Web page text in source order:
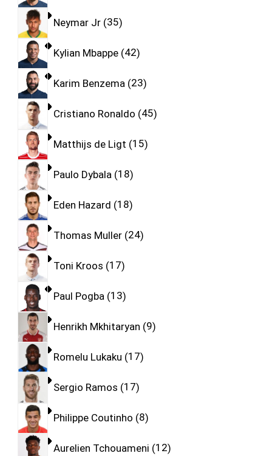
Neymar Jr 35
Kylian Mbappe 42
Karim Benzema 23
Cristiano Ronaldo 45
Matthijs de Ligt 15
Paulo Dybala 18
Eden Hazard 18
Thomas Muller 24
Toni Kroos 17
Paul Pogba 13
Henrikh Mkhitaryan 9
Romelu Lukaku 17
Sergio Ramos 17
Philippe Coutinho 8
Aurelien Tchouameni 12